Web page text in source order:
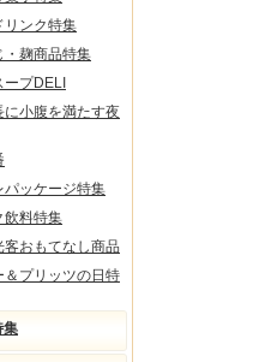
リンク特集
・麹商品特集
プDELI
に小腹を満たす夜
パッケージ特集
飲料特集
客おもてなし商品
＆プリッツの日特
集